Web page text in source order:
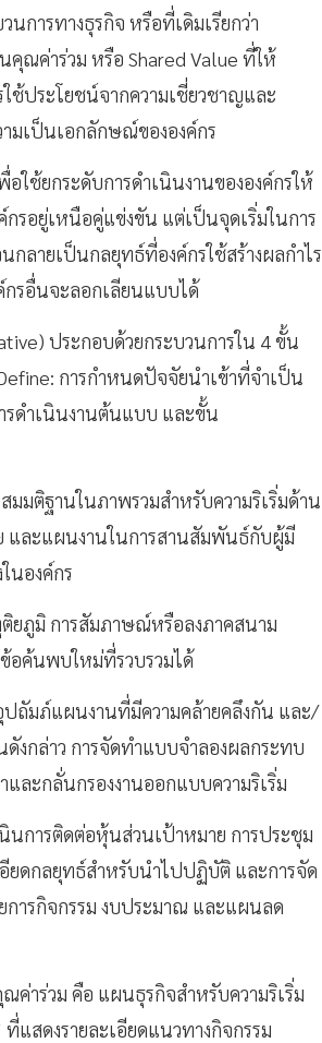
นการทางธุรกิจ หรือที่เดิมเรียกว่า
คุณค่าร่วม หรือ Shared Value ที่ให้
ช้ประโยชน์จากความเชี่ยวชาญและ
เป็นเอกลักษณ์ขององค์กร
ใช้ยกระดับการดำเนินงานขององค์กรให้
รอยู่เหนือคู่แข่งขัน แต่เป็นจุดเริ่มในการ
ลายเป็นกลยุทธ์ที่องค์กรใช้สร้างผลกำไร
รอื่นจะลอกเลียนแบบได้
ประกอบด้วยกระบวนการใน 4 ขั้น
การกำหนดปัจจัยนำเข้าที่จำเป็น
รดำเนินงานต้นแบบ และขั้น
มติฐานในภาพรวมสำหรับความริเริ่มด้าน
และแผนงานในการสานสัมพันธ์กับผู้มี
นองค์กร
ยภูมิ การสัมภาษณ์หรือลงภาคสนาม
อค้นพบใหม่ที่รวบรวมได้
ถัมภ์แผนงานที่มีความคล้ายคลึงกัน และ/
กล่าว การจัดทำแบบจำลองผลกระทบ
ละกลั่นกรองงานออกแบบความริเริ่ม
นการติดต่อหุ้นส่วนเป้าหมาย การประชุม
ยดกลยุทธ์สำหรับนำไปปฏิบัติ และการจัด
ารกิจกรรม งบประมาณ และแผนลด
าร่วม คือ แผนธุรกิจสำหรับความริเริ่ม
แสดงรายละเอียดแนวทางกิจกรรม